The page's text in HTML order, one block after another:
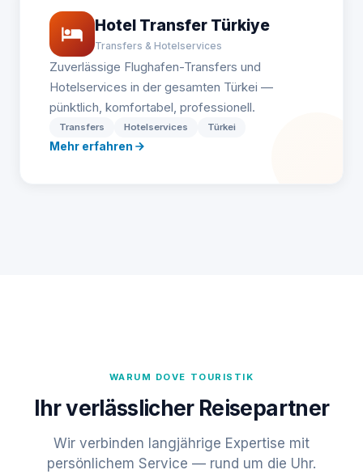
Hotel Transfer Türkiye
Transfers & Hotelservices
Zuverlässige Flughafen-Transfers und
Hotelservices in der gesamten Türkei —
pünktlich, komfortabel, professionell.
Transfers Hotelservices Türkei
Mehr erfahren
WARUM DOVE TOURISTIK
Ihr verlässlicher Reisepartner
Wir verbinden langjährige Expertise mit
persönlichem Service — rund um die Uhr.